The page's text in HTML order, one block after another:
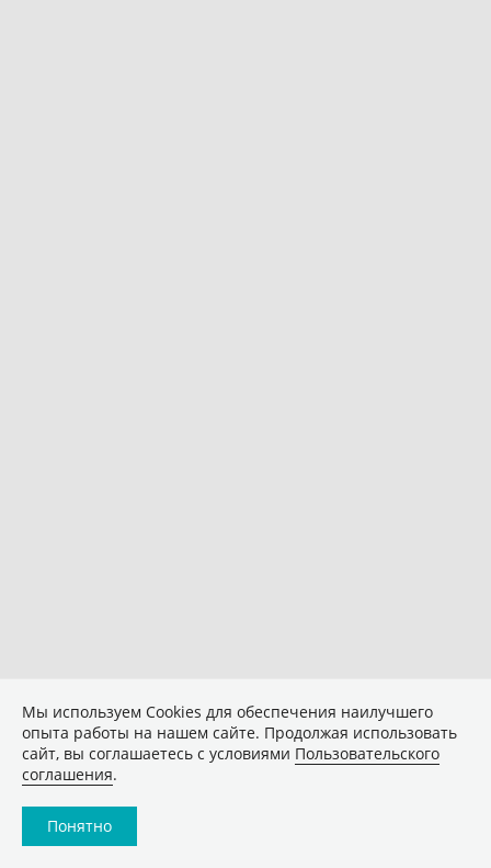
Мы используем Сookies для обеспечения наилучшего
опыта работы на нашем сайте. Продолжая использовать
сайт, вы соглашаетесь с условиями Пользовательского
соглашения.
Понятно